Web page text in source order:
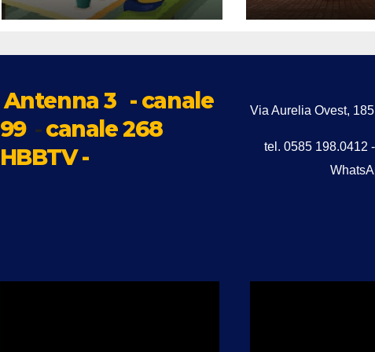
sulla refezione
Antenna 3 - canale
99 -canale 268
HBBTV -
Via Aurelia Ovest,
tel. 0585 198.0412